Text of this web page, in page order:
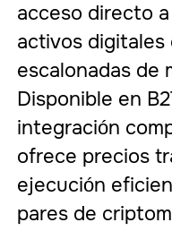
acceso directo
activos
escalonadas de
Disponible en
integración
ofrece precios
ejecución
pares de